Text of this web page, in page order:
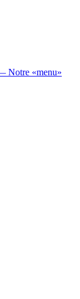
Notre «menu»